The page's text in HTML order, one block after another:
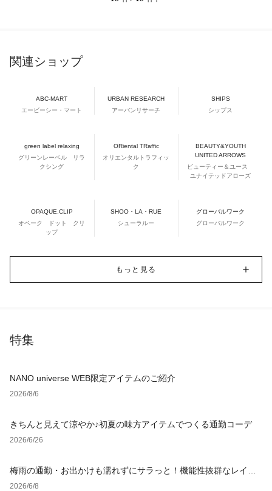
関連ショップ
ABC-MART
エービーシー・マート
URBAN RESEARCH
アーバンリサーチ
SHIPS
シップス
green label relaxing
グリーンレーベル リラ
クシング
ORiental TRaffic
オリエンタルトラフィッ
ク
BEAUTY&YOUTH
UNITED ARROWS
ビューティー＆ユース
ユナイテッドアローズ
OPAQUE.CLIP
オペーク ドット クリ
ップ
SHOO・LA・RUE
シューラルー
グローバルワーク
グローバルワーク
もっと見る
特集
NANO universe WEB限定アイテムのご紹介
2026/8/6
きちんと見えて涼やか♪初夏の味方アイテムでつくる通勤コーデ
2026/6/26
梅雨の通勤・お出かけも濡れずにサラっと！機能性抜群なレイン
グッズ
2026/6/8